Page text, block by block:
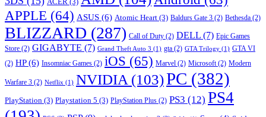
APPLE (64) ASUS (6) Atomic Heart (3) Baldurs Gate 3 (2) Bethesda (2)
BLIZZARD (287) Call of Duty (2) DELL (7) Epic Games
Store (2) GIGABYTE (7) Grand Theft Auto 3 (1) gta (2) GTA Trilogy (1) GTA VI
(2) HP(6) Insomniac Games (2) iOS (65) Marvel (2) Microsoft(2) Modern
Warfare 3 (2) Netflix (1) NVIDIA (103)PC (382)
PlayStation (3) Playstation 5 (3) PlayStation Plus (2) PS3 (12) PS4